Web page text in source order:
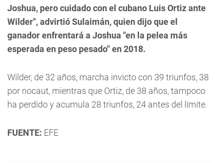
Joshua, pero cuidado con el cubano Luis Ortiz ante
Wilder", advirtió Sulaimán, quien dijo que el
ganador enfrentará a Joshua "en la pelea más
esperada en peso pesado" en 2018.
Wilder, de 32 años, marcha invicto con 39 triunfos, 38
por nocaut, mientras que Ortiz, de 38 años, tampoco
ha perdido y acumula 28 triunfos, 24 antes del límite.
FUENTE: EFE